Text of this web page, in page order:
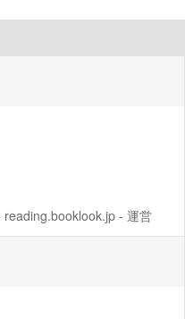
reading.booklook.jp - 運営